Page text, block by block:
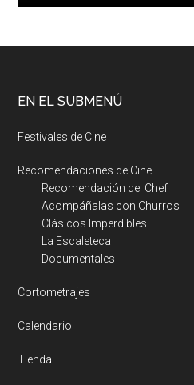
EN EL SUBMENÚ
Festivales de Cine
Recomendaciones de Cine
Recomendación del Chef
Acompáñalas con Churros
Clásicos Imperdibles
La Escaleteca
Documentales
Cortometrajes
Calendario
Tienda